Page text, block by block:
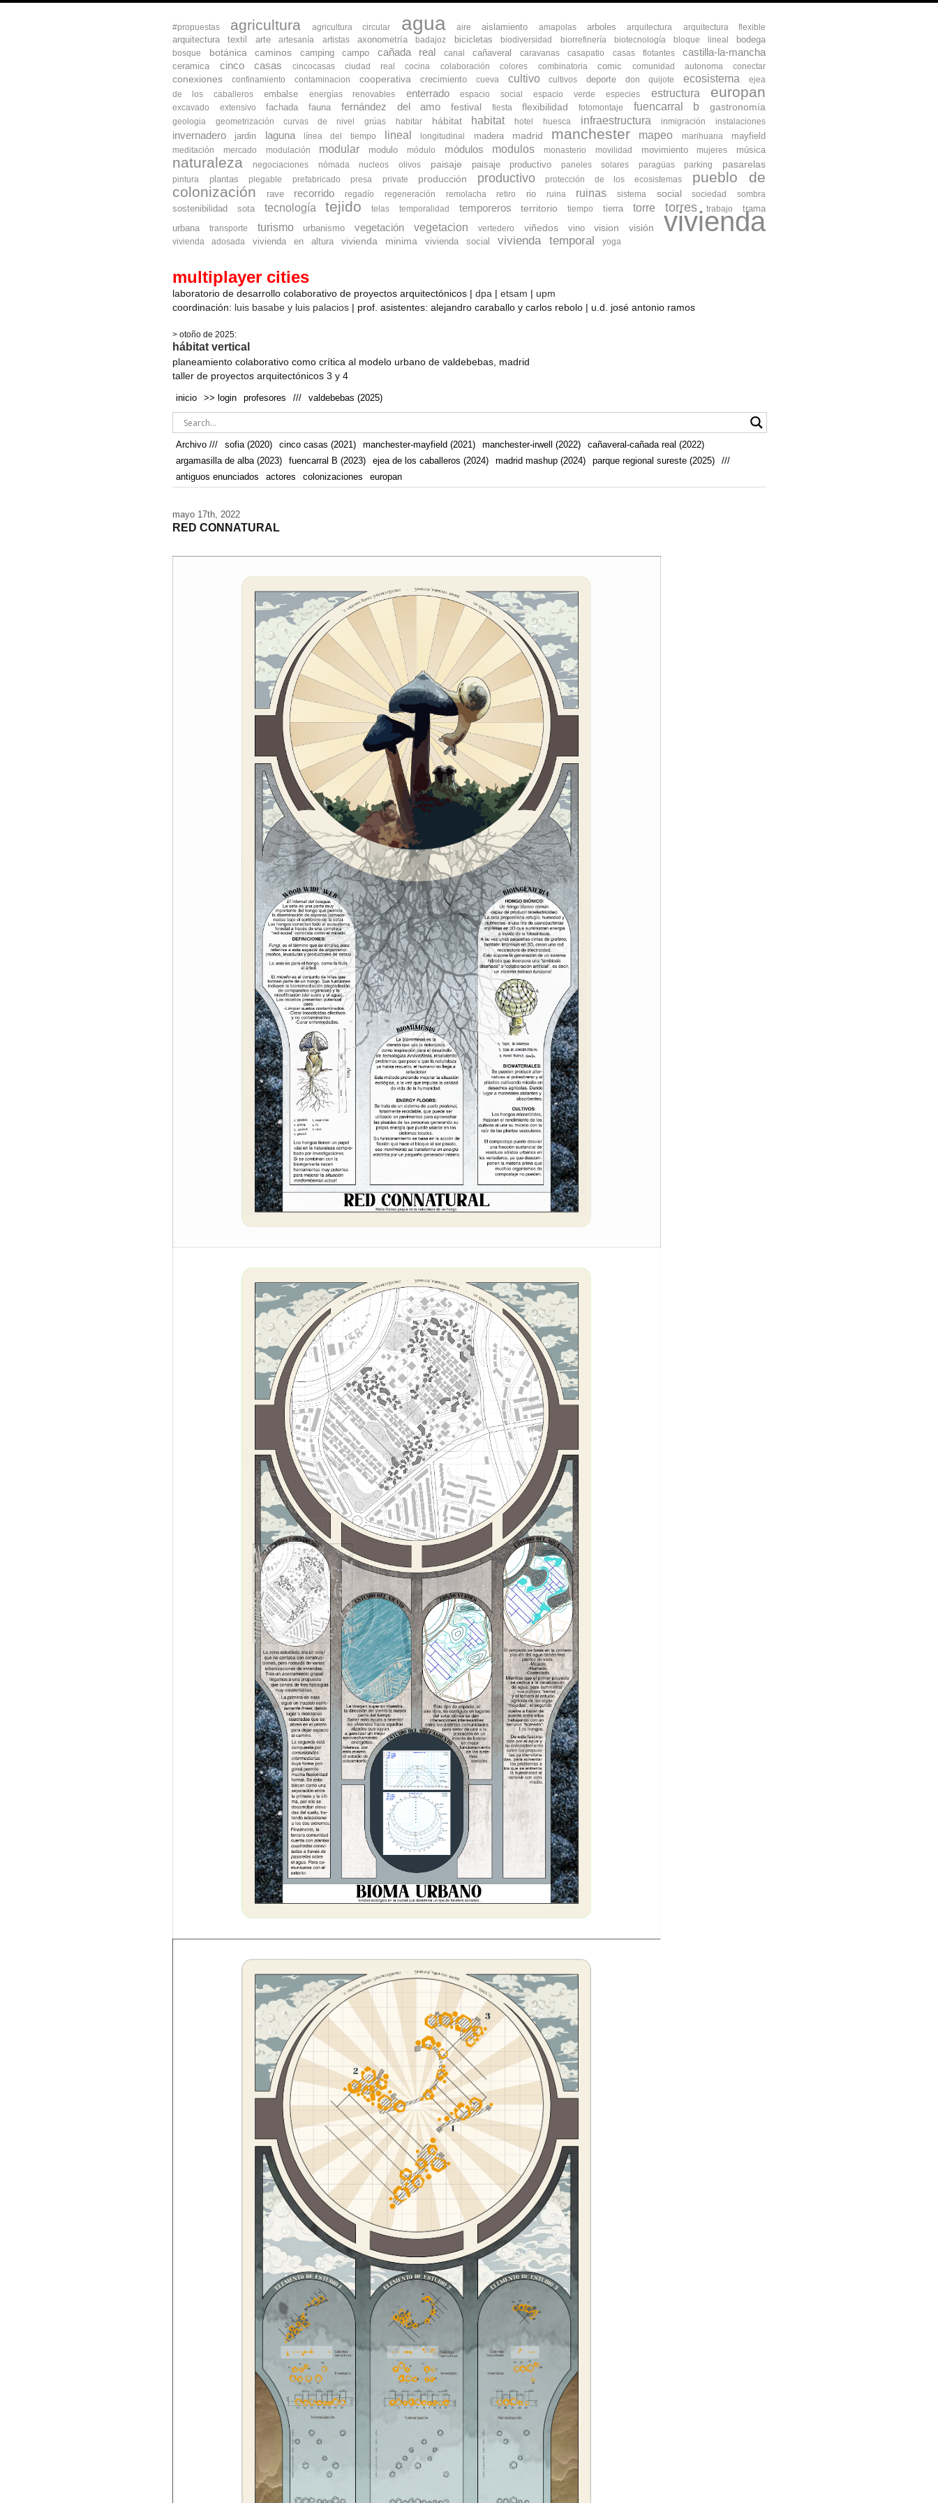
#propuestas agricultura agricultura circular agua aire aislamiento amapolas arboles arquitectura arquitectura flexible
arquitectura textil arte artesanía artistas axonometría badajoz bicicletas biodiversidad biorrefinería biotecnología bloque lineal bodega
bosque botánica caminos camping campo cañada real canal cañaveral caravanas casapatio casas flotantes castilla-la-mancha
ceramica cinco casas cincocasas ciudad real cocina colaboración colores combinatoria comic comunidad autonoma conectar
conexiones confinamiento contaminacion cooperativa crecimiento cueva cultivo cultivos deporte don quijote ecosistema
ejea
de los caballeros
embalse energías renovables enterrado espacio social espacio verde especies estructura europan
excavado extensivo fachada fauna fernández del amo festival fiesta flexibilidad fotomontaje fuencarral b gastronomía
geologia geometrización curvas de nivel grúas habitar hábitat habitat hotel huesca infraestructura inmigración instalaciones
invernadero jardin laguna línea del tiempo lineal longitudinal madera madrid manchester mapeo marihuana mayfield
meditación mercado modulación modular modulo módulo módulos modulos monasterio movilidad movimiento mujeres música
naturaleza negociaciones nómada nucleos olivos paisaje paisaje productivo paneles solares paragüas parking pasarelas
pintura plantas plegable prefabricado presa private producción productivo protección de los ecosistemas
pueblo de
colonización
rave recorrido regadío regeneración remolacha retiro rio ruina ruinas sistema social sociedad sombra
sostenibilidad sota tecnología tejido telas temporalidad temporeros territorio tiempo tierra torre torres trabajo
trama
urbana
transporte turismo urbanismo vegetación vegetacion vertedero viñedos vino vision visión vivienda
vivienda adosada vivienda en altura vivienda minima vivienda social vivienda temporal yoga
multiplayer cities
laboratorio de desarrollo colaborativo de proyectos arquitectónicos | dpa | etsam | upm
coordinación: luis basabe y luis palacios | prof. asistentes: alejandro caraballo y carlos rebolo | u.d. josé antonio ramos
> otoño de 2025:
hábitat vertical
planeamiento colaborativo como crítica al modelo urbano de valdebebas, madrid
taller de proyectos arquitectónicos 3 y 4
inicio >> login profesores /// valdebebas (2025)
Archivo /// sofia (2020) cinco casas (2021) manchester-mayfield (2021) manchester-irwell (2022)
cañaveral-cañada real (2022)
argamasilla de alba (2023)
fuencarral B (2023) ejea de los caballeros (2024) madrid mashup (2024) parque regional sureste (2025)
///
antiguos enunciados
actores colonizaciones europan
mayo 17th, 2022
RED CONNATURAL